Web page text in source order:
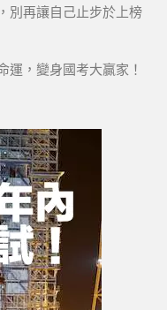
別再讓自己止步於上榜
運，變身國考大贏家！